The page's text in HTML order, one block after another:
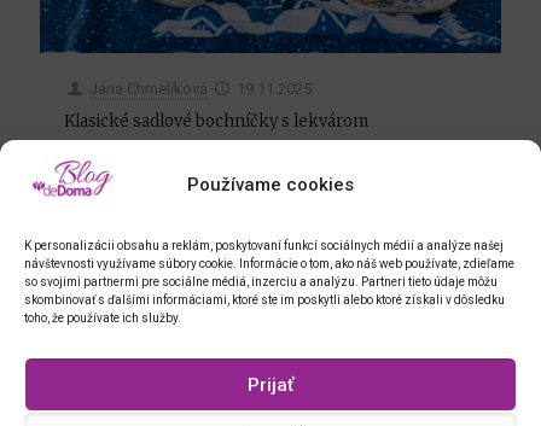
Používame cookies
K personalizácii obsahu a reklám, poskytovaní funkcí sociálnych médií a analýze našej
návštevnosti využívame súbory cookie. Informácie o tom, ako náš web používate, zdieľame
so svojimi partnermi pre sociálne médiá, inzerciu a analýzu. Partneri tieto údaje môžu
skombinovať s ďalšími informáciami, ktoré ste im poskytli alebo ktoré získali v dôsledku
toho, že používate ich služby.
Prijať
Jana Chmelíková 19.11.2025
Klasické sadlové bochníčky s lekvárom
Niekto každý rok pečie niekoľko rovnakých
druhov cukroviniek, niekto každý rok časť s
rozhodne zvážte aj klasické sadlovky. Oceníte ich
nielen s ohľadom na tohtoročné ceny masla.
0